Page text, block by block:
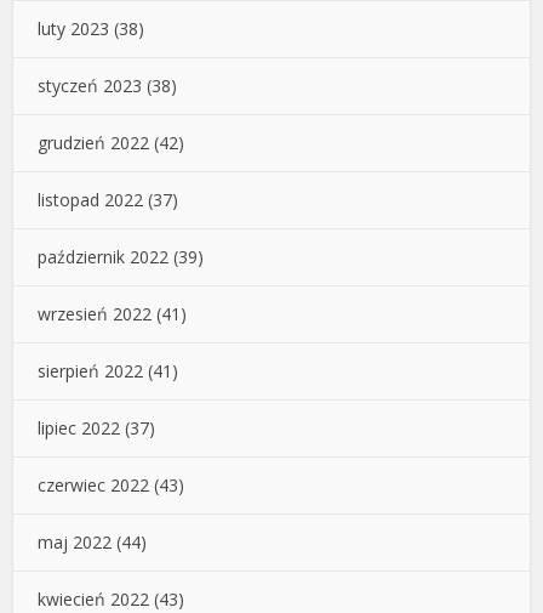
luty 2023 (38)
styczeń 2023 (38)
grudzień 2022 (42)
listopad 2022 (37)
październik 2022 (39)
wrzesień 2022 (41)
sierpień 2022 (41)
lipiec 2022 (37)
czerwiec 2022 (43)
maj 2022 (44)
kwiecień 2022 (43)